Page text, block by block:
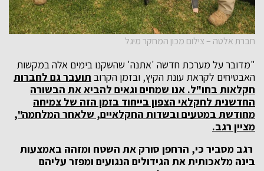
חברת אלטה – צילום מכון המחקר מיגל
"מדובר על מערכת חדשה 'אתנה' שהשקנו בימים אלה במקשות
האבטיחים לקראת עונת הקיץ, ובזמן הקרוב תועבר גם לחברות
חקלאות בחו"ל. אנו שמחים וגאים להביא את הבשורה
החדשנית לחקלאי הצפון בייחוד בזמן הזה של צמיחה
מחודשת במטעים ובשדות החקלאיים, שלאחר המלחמה",
מציין רגב.
רגב מסביר כי, הרחפן סורק את השטח ומזהה באמצעות
בינה מלאכותית את הגידולים הנגועים ומפזר עליהם